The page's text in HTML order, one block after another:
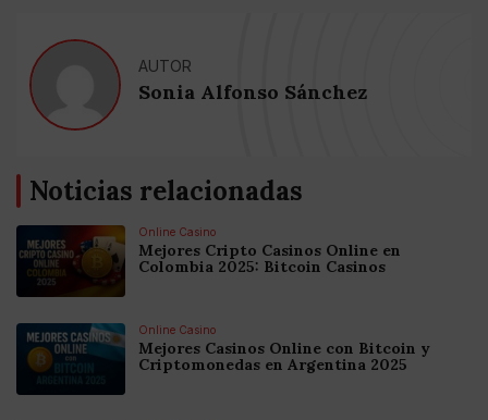
AUTOR
Sonia Alfonso Sánchez
Noticias relacionadas
Online Casino
Mejores Cripto Casinos Online en
Colombia 2025: Bitcoin Casinos
Online Casino
Mejores Casinos Online con Bitcoin y
Criptomonedas en Argentina 2025